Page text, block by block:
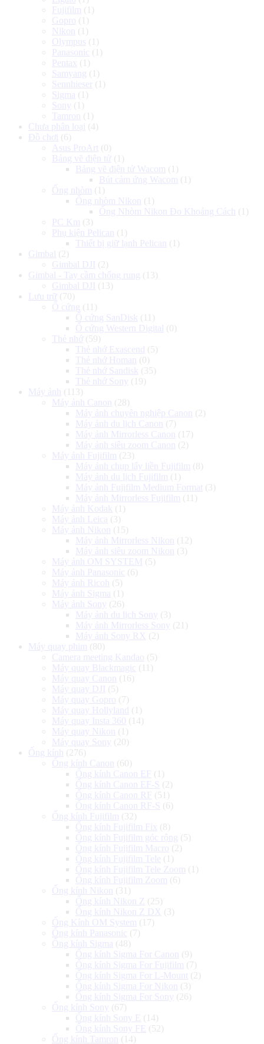
Fujifilm (1)
Gopro (1)
Nikon
(1)
Olympus (1)
Panasonic (1)
Pentax (1)
Samyang (1)
Sennhieser
(1)
Sigma (1)
Sony (1)
Tamron
(1)
Chưa phân loại (4)
Đồ chơi (6)
Asus ProArt (0)
Bảng vẽ điện tử (1)
Bảng vẽ điện tử Wacom (1)
Bút cảm ứng Wacom (1)
Ống nhòm (1)
Ống nhòm Nikon
(1)
Ống Nhòm Nikon Đo Khoảng Cách
(1)
PC Km (3)
Phụ kiện Pelican
(1)
Thiết bị giữ lạnh Pelican
(1)
Gimbal (2)
Gimbal DJI (2)
Gimbal - Tay cầm chống rung (13)
Gimbal DJI (13)
Lưu trữ (70)
Ổ cứng (11)
Ổ cứng SanDisk (11)
Ổ cứng Western Digital (0)
Thẻ nhớ (59)
Thẻ nhớ Exascend
(5)
Thẻ nhớ Homan
(0)
Thẻ nhớ Sandisk (35)
Thẻ nhớ Sony (19)
Máy ảnh
(113)
Máy ảnh Canon
(28)
Máy ảnh chuyên nghiệp Canon
(2)
Máy ảnh du lịch Canon
(7)
Máy ảnh Mirrorless Canon
(17)
Máy ảnh siêu zoom Canon
(2)
Máy ảnh Fujifilm (23)
Máy ảnh chụp lấy liền Fujifilm (8)
Máy ảnh du lịch Fujifilm (1)
Máy ảnh Fujifilm Medium Format (3)
Máy ảnh Mirrorless Fujifilm (11)
Máy ảnh Kodak (1)
Máy ảnh Leica (3)
Máy ảnh Nikon
(15)
Máy ảnh Mirrorless Nikon
(12)
Máy ảnh siêu zoom Nikon
(3)
Máy ảnh OM SYSTEM (5)
Máy ảnh Panasonic (6)
Máy ảnh Ricoh
(5)
Máy ảnh Sigma (1)
Máy ảnh Sony (26)
Máy ảnh du lịch Sony (3)
Máy ảnh Mirrorless Sony (21)
Máy ảnh Sony RX (2)
Máy quay phim (80)
Camera meeting Kandao (5)
Máy quay Blackmagic (11)
Máy quay Canon
(16)
Máy quay DJI (5)
Máy quay Gopro (7)
Máy quay Hollyland
(1)
Máy quay Insta 360 (14)
Máy quay Nikon
(1)
Máy quay Sony (20)
Ống kính
(276)
Ống kính Canon
(60)
Ống kính Canon EF
(1)
Ống kính Canon EF-S (2)
Ống kính Canon RF
(51)
Ống kính Canon RF-S (6)
Ống kính Fujifilm (32)
Ống kính Fujifilm Fix (8)
Ống kính Fujifilm góc rộng (5)
Ống kính Fujifilm Macro (2)
Ống kính Fujifilm Tele (1)
Ống kính Fujifilm Tele Zoom (1)
Ống kính Fujifilm Zoom (6)
Ống kính Nikon
(31)
Ống kính Nikon Z (25)
Ống kính Nikon Z DX (3)
Ống Kính OM System (17)
Ống kính Panasonic (7)
Ống kính Sigma (48)
Ống kính Sigma For Canon
(9)
Ống kính Sigma For Fujifilm (7)
Ống kính Sigma For L-Mount (2)
Ống kính Sigma For Nikon
(3)
Ống kính Sigma For Sony (26)
Ống kính Sony (67)
Ống kính Sony E
(14)
Ống kính Sony FE
(52)
Ống kính Tamron
(14)